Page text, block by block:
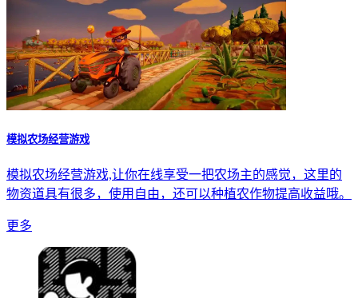
模拟农场经营游戏
模拟农场经营游戏,让你在线享受一把农场主的感觉，这里的
物资道具有很多，使用自由，还可以种植农作物提高收益哦。
更多